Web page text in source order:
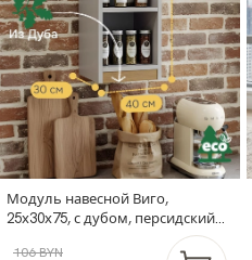
Модуль навесной Виго,
25х30х75, с дубом, персидский
106 BYN